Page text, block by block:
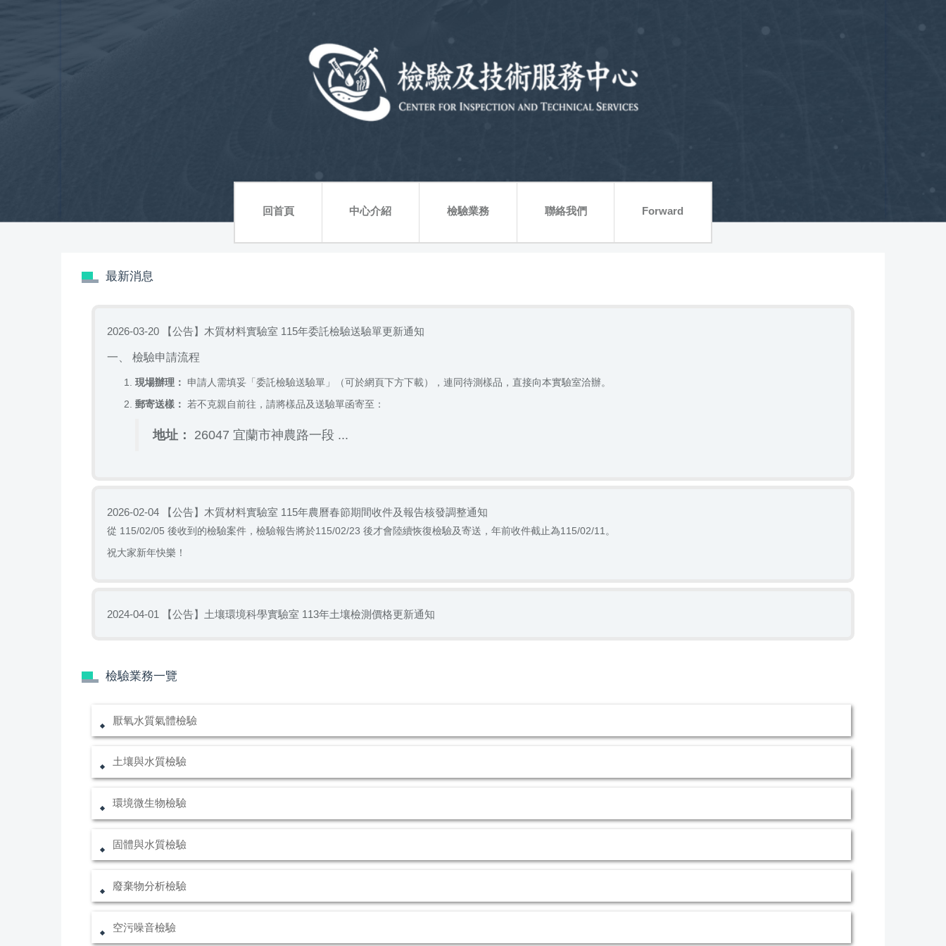
回首頁 中心介紹 檢驗業務 聯絡我們 Forward
最新消息
2026-03-20 【公告】木質材料實驗室 115年委託檢驗送驗單更新通知
一、 檢驗申請流程
現場辦理：
申請人需填妥「委託檢驗送驗單」（可於網頁下方下載），連同待測樣品，直接向本實驗室洽辦。
郵寄送樣： 若不克親自前往，請將樣品及送驗單函寄至：
地址： 26047 宜蘭市神農路一段 ...
2026-02-04 【公告】木質材料實驗室 115年農曆春節期間收件及報告核發調整通知
從 115/02/05 後收到的檢驗案件，檢驗報告將於115/02/23 後才會陸續恢復檢驗及寄送，年前收件截止為115/02/11。
祝大家新年快樂！
2024-04-01 【公告】土壤環境科學實驗室 113年土壤檢測價格更新通知
檢驗業務一覽
厭氧水質氣體檢驗
土壤與水質檢驗
環境微生物檢驗
固體與水質檢驗
廢棄物分析檢驗
空污噪音檢驗